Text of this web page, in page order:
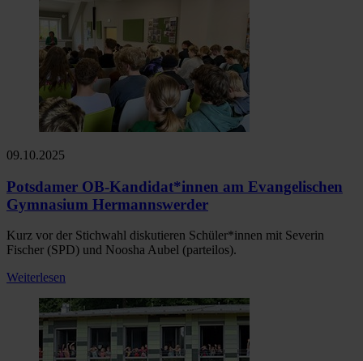
09.10.2025
Potsdamer OB-Kandidat*innen am Evangelischen
Gymnasium Hermannswerder
Kurz vor der Stichwahl diskutieren Schüler*innen mit Severin
Fischer (SPD) und Noosha Aubel (parteilos).
Weiterlesen